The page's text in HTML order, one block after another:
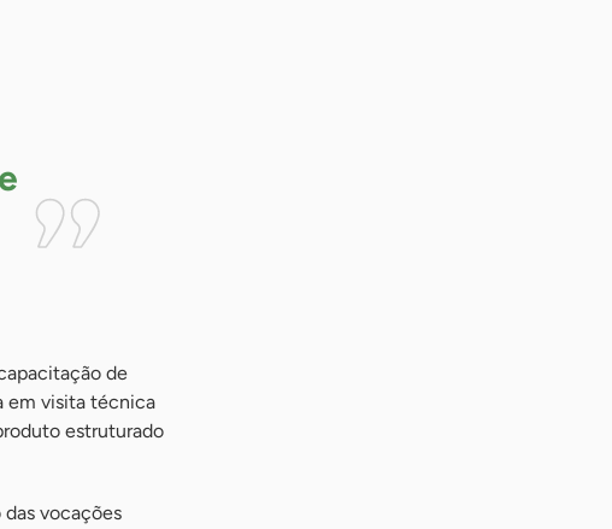
de
em visita técnica
estruturado
das vocações